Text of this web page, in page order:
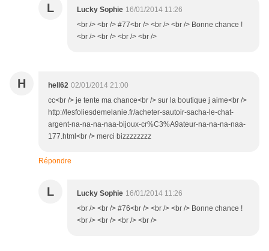
L Lucky Sophie 16/01/2014 11:26
<br /> <br /> #77<br /> <br /> <br /> Bonne chance !
<br /> <br /> <br /> <br />
H hell62 02/01/2014 21:00
cc<br /> je tente ma chance<br /> sur la boutique j aime<br />
http://lesfoliesdemelanie.fr/acheter-sautoir-sacha-le-chat-
argent-na-na-na-naa-bijoux-cr%C3%A9ateur-na-na-na-naa-
177.html<br /> merci bizzzzzzzz
Répondre
L Lucky Sophie 16/01/2014 11:26
<br /> <br /> #76<br /> <br /> <br /> Bonne chance !
<br /> <br /> <br /> <br />